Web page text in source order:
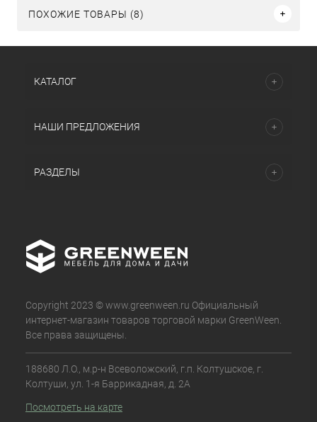
ПОХОЖИЕ ТОВАРЫ (8)
КАТАЛОГ
НАШИ ПРЕДЛОЖЕНИЯ
РАЗДЕЛЫ
Copyright 2023 © www.greenween.ru Официальный
интернет-магазин товаров торговой марки GreenWeen.
Все права защищены.
188680 Л.О., м.р-н Всеволожский, г.п. Колтушское, г.
Колтуши, ул. 1-я Баррикадная, д. 2А
Посмотреть на карте